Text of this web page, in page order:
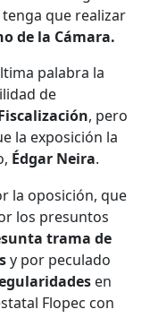
que realizar
de la Cámara.
palabra la
de
, pero
la exposición la
Édgar Neira.
la oposición, que
los presuntos
trama de
y por peculado
en
Flopec con